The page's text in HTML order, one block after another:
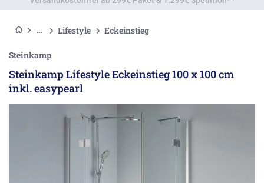
Lifestyle Eckeinstieg
Steinkamp
Steinkamp Lifestyle Eckeinstieg 100 x 100 cm
inkl. easypearl